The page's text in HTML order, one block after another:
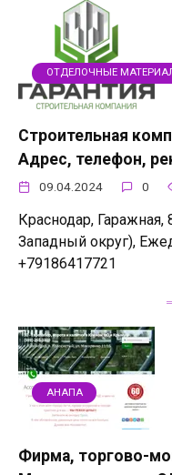
ОТДЕЛОЧНЫЕ
Строительная
Адрес, телефон,
09.04.2024 0
Краснодар, Гаражная,
Западный округ),
+79186417721
АНАПА
Фирма, торгово-